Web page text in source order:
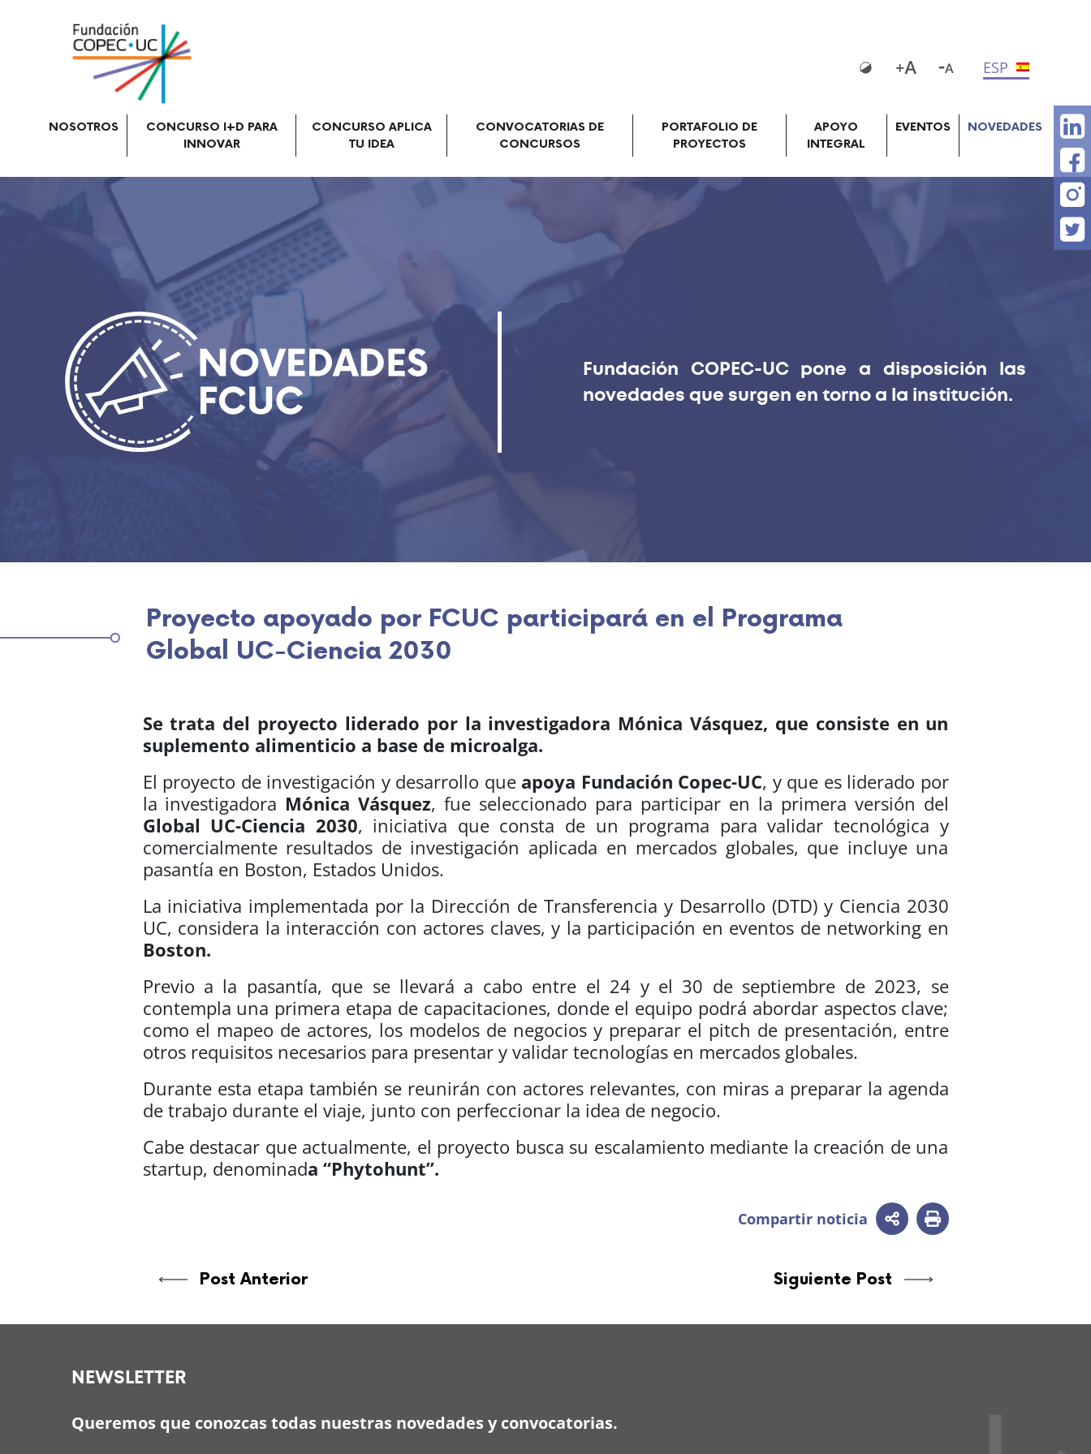
ESP
NOSOTROS
CONCURSO I+D PARA
INNOVAR
CONCURSO APLICA
TU IDEA
CONVOCATORIAS DE
CONCURSOS
PORTAFOLIO DE
PROYECTOS
APOYO
INTEGRAL
EVENTOS NOVEDADES
Fundación COPEC-UC pone a disposición las
novedades que surgen en torno a la institución.
Proyecto apoyado por FCUC participará en el Programa
Global UC-Ciencia 2030
Se trata del proyecto liderado por la investigadora Mónica Vásquez, que consiste en un
suplemento alimenticio a base de microalga.
El proyecto de investigación y desarrollo que apoya Fundación Copec-UC, y que es liderado por
la investigadora Mónica Vásquez, fue seleccionado para participar en la primera versión del
Global UC-Ciencia 2030, iniciativa que consta de un programa para validar tecnológica y
comercialmente resultados de investigación aplicada en mercados globales, que incluye una
pasantía en Boston, Estados Unidos.
La iniciativa implementada por la Dirección de Transferencia y Desarrollo (DTD) y Ciencia 2030
UC, considera la interacción con actores claves, y la participación en eventos de networking en
Boston.
Previo a la pasantía, que se llevará a cabo entre el 24 y el 30 de septiembre de 2023, se
contempla una primera etapa de capacitaciones, donde el equipo podrá abordar aspectos clave;
como el mapeo de actores, los modelos de negocios y preparar el pitch de presentación, entre
otros requisitos necesarios para presentar y validar tecnologías en mercados globales.
Durante esta etapa también se reunirán con actores relevantes, con miras a preparar la agenda
de trabajo durante el viaje, junto con perfeccionar la idea de negocio.
Cabe destacar que actualmente, el proyecto busca su escalamiento mediante la creación de una
startup, denominada “Phytohunt”.
Compartir noticia
Post Anterior Siguiente Post
NEWSLETTER
Queremos que conozcas todas nuestras novedades y convocatorias.